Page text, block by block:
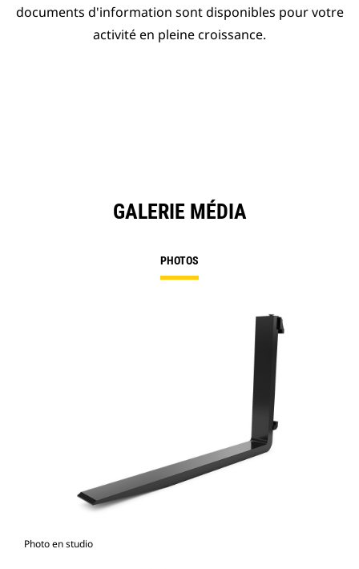
documents d'information sont disponibles pour votre
activité en pleine croissance.
GALERIE MÉDIA
PHOTOS
Photo en studio